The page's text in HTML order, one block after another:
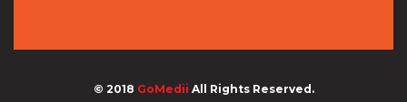
© 2018 GoMedii All Rights Reserved.